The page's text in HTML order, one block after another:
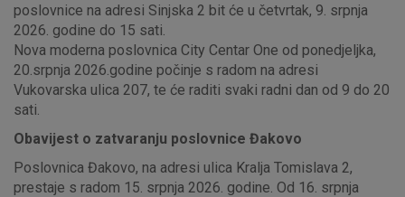
poslovnice na adresi Sinjska 2 bit će u četvrtak, 9. srpnja
2026. godine do 15 sati.
Nova moderna poslovnica City Centar One od ponedjeljka,
20.srpnja 2026.godine počinje s radom na adresi
Vukovarska ulica 207, te će raditi svaki radni dan od 9 do 20
sati.
Obavijest o zatvaranju poslovnice Đakovo
Poslovnica Đakovo, na adresi ulica Kralja Tomislava 2,
prestaje s radom 15. srpnja 2026. godine. Od 16. srpnja